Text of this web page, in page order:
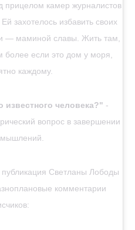
прицелом камер журналистов
захотелось избавить своих
— маминой славы. Жить там,
более если это дом у моря,
каждому.
человека?" -
вопрос в завершении
Светланы Лободы
комментарии